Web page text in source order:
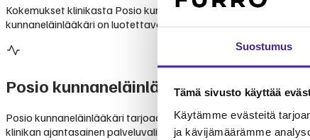
Suostumus
Tämä sivusto käyttää
Käytämme evästeitä
ja kävijämäärämme
Kokemukset klinikasta Posio kunnaneläinlääkäri perustuvat
kunnaneläinlääkäri on luotettava valinta lemmikkisi hoitoon.
Posio kunnaneläinlääkäri palvelut
Posio kunnaneläinlääkäri tarjoaa monipuolisia
klinikan ajantasainen palveluvalikoima suoraan klinikalta.